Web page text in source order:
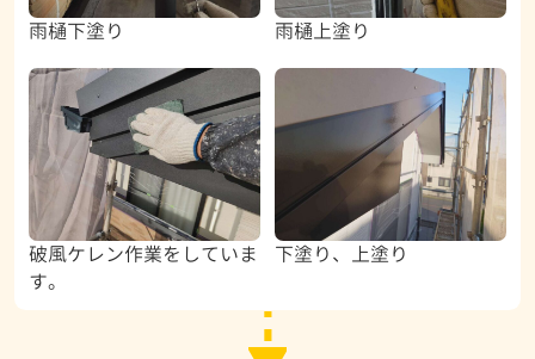
雨樋下塗り 雨樋上塗り
破風ケレン作業をしていま
す。
下塗り、上塗り